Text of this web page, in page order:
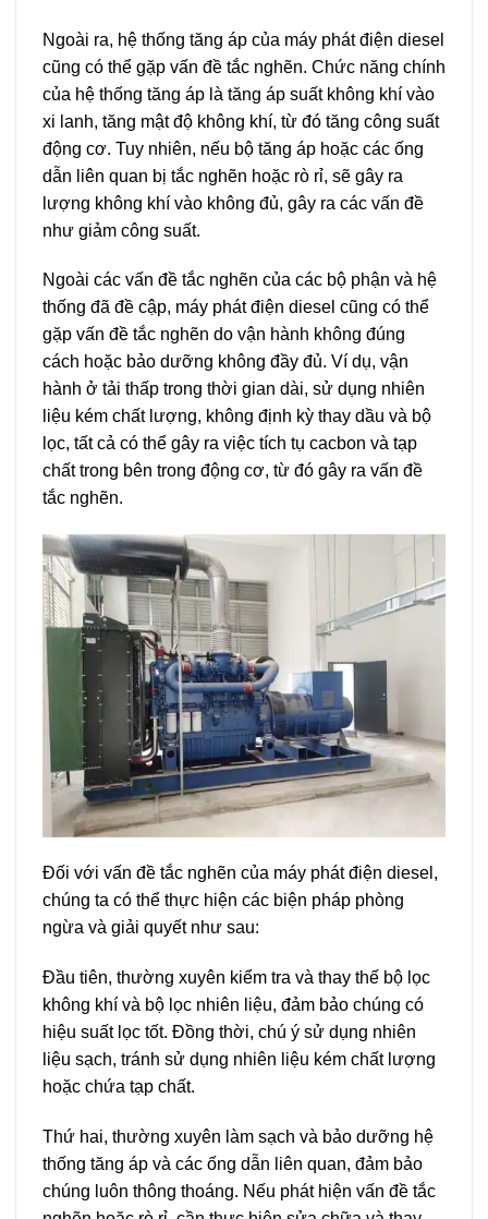
Ngoài ra, hệ thống tăng áp của máy phát điện diesel
cũng có thể gặp vấn đề tắc nghẽn. Chức năng chính
của hệ thống tăng áp là tăng áp suất không khí vào
xi lanh, tăng mật độ không khí, từ đó tăng công suất
động cơ. Tuy nhiên, nếu bộ tăng áp hoặc các ống
dẫn liên quan bị tắc nghẽn hoặc rò rỉ, sẽ gây ra
lượng không khí vào không đủ, gây ra các vấn đề
như giảm công suất.
Ngoài các vấn đề tắc nghẽn của các bộ phận và hệ
thống đã đề cập, máy phát điện diesel cũng có thể
gặp vấn đề tắc nghẽn do vận hành không đúng
cách hoặc bảo dưỡng không đầy đủ. Ví dụ, vận
hành ở tải thấp trong thời gian dài, sử dụng nhiên
liệu kém chất lượng, không định kỳ thay dầu và bộ
lọc, tất cả có thể gây ra việc tích tụ cacbon và tạp
chất trong bên trong động cơ, từ đó gây ra vấn đề
tắc nghẽn.
Đối với vấn đề tắc nghẽn của máy phát điện diesel,
chúng ta có thể thực hiện các biện pháp phòng
ngừa và giải quyết như sau:
Đầu tiên, thường xuyên kiểm tra và thay thế bộ lọc
không khí và bộ lọc nhiên liệu, đảm bảo chúng có
hiệu suất lọc tốt. Đồng thời, chú ý sử dụng nhiên
liệu sạch, tránh sử dụng nhiên liệu kém chất lượng
hoặc chứa tạp chất.
Thứ hai, thường xuyên làm sạch và bảo dưỡng hệ
thống tăng áp và các ống dẫn liên quan, đảm bảo
chúng luôn thông thoáng. Nếu phát hiện vấn đề tắc